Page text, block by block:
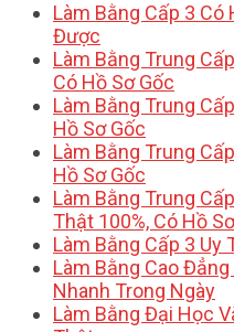
Làm Bằng Cấp 3 Có
Được
Làm Bằng Trung
Có Hồ Sơ Gốc
Làm Bằng Trung
Hồ Sơ Gốc
Làm Bằng Trung
Hồ Sơ Gốc
Làm Bằng Trung
Thật 100%, Có Hồ
Làm Bằng Cấp 3 Uy
Làm Bằng Cao
Nhanh Trong Ngày
Làm Bằng Đại Học